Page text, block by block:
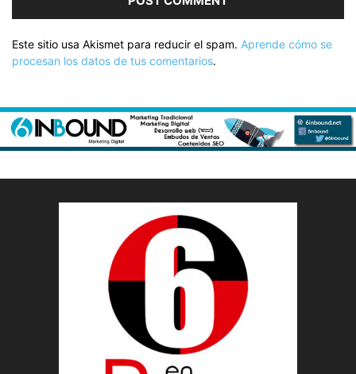
Este sitio usa Akismet para reducir el spam. Aprende cómo se
procesan los datos de tus comentarios.